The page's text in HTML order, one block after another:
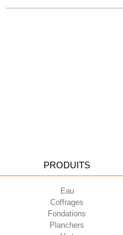
PRODUITS
Eau
Coffrages
Fondations
Planchers